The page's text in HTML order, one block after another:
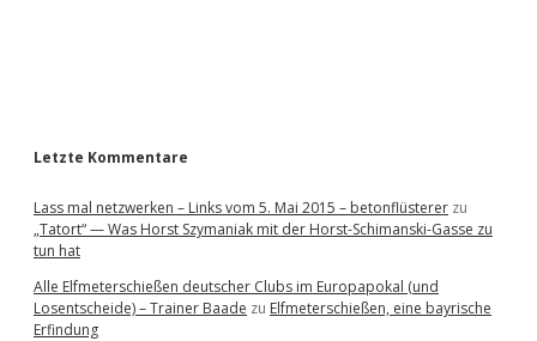
Letzte Kommentare
Lass mal netzwerken – Links vom 5. Mai 2015 – betonflüsterer zu
„Tatort“ — Was Horst Szymaniak mit der Horst-Schimanski-Gasse zu
tun hat
Alle Elfmeterschießen deutscher Clubs im Europapokal (und
Losentscheide) – Trainer Baade zu Elfmeterschießen, eine bayrische
Erfindung